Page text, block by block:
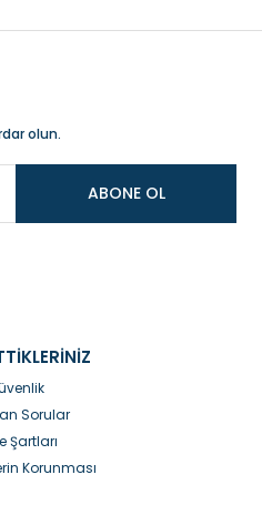
olun.
ABONE OL
Sorular
Şartları
Korunması